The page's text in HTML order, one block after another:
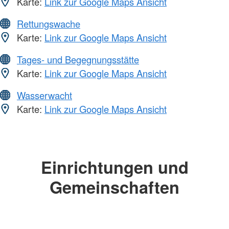
Rettungswache
Karte: Link zur Google Maps Ansicht
Tages- und Begegnungsstätte
Karte: Link zur Google Maps Ansicht
Wasserwacht
Karte: Link zur Google Maps Ansicht
Einrichtungen und
Gemeinschaften